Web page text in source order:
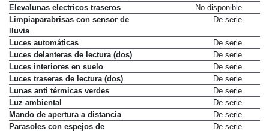
Elevalunas electricos delanteros
De serie
Elevalunas electricos traseros
No disponible
Limpiaparabrisas con sensor de
lluvia
Luces automáticas
De serie
Luces delanteras de lectura (dos)
De serie
Luces interiores en suelo
De serie
Luces traseras de lectura (dos)
De serie
Lunas anti térmicas verdes
De serie
Luz ambiental
De serie
Mando de apertura a distancia
De serie